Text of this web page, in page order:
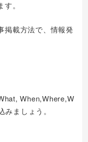
。
掲載方法で、情報発
When,Where,W
ましょう。